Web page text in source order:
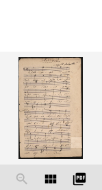
zoom_out view_module picture_as_pdf